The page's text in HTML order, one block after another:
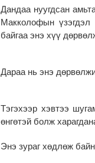
Дандаа нуугдсан
Макколофын үзэгдэл
байгаа энэ хүү
Дараа нь энэ
Тэгэхээр хэвтээ
өнгөтэй болж
Энэ зураг хөдлөж